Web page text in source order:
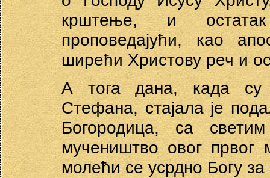
крштење, и
проповедајући, као
ширећи Христову реч и
А тога дана, када су
Стефана, стајала је
Богородица, са
мучеништво овог
молећи се усрдно Богу